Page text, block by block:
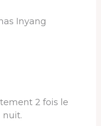
Inyang
2 fois le
nuit.